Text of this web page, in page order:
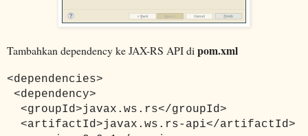
Tambahkan dependency ke JAX-RS API di pom.xml
<dependencies>
<dependency>
<groupId>javax.ws.rs</groupId>
<artifactId>javax.ws.rs-api</artifactId>